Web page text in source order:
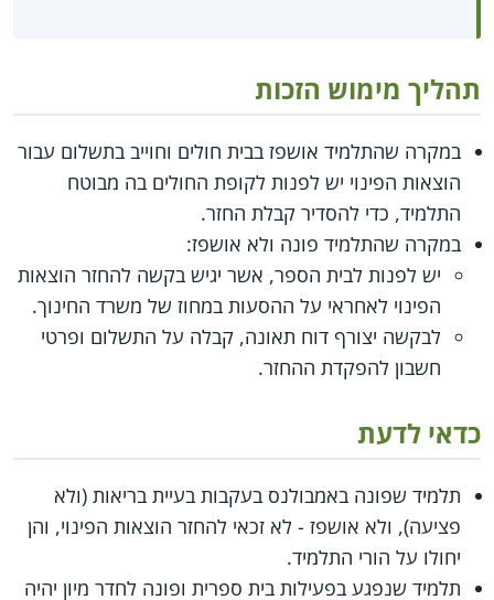
תהליך מימוש הזכות
במקרה שהתלמיד אושפז בבית חולים וחוייב בתשלום עבור
הוצאות הפינוי יש לפנות לקופת החולים בה מבוטח
התלמיד, כדי להסדיר קבלת החזר.
במקרה שהתלמיד פונה ולא אושפז:
יש לפנות לבית הספר, אשר יגיש בקשה להחזר הוצאות
הפינוי לאחראי על ההסעות במחוז של משרד החינוך.
לבקשה יצורף דוח תאונה, קבלה על התשלום ופרטי
חשבון להפקדת ההחזר.
כדאי לדעת
תלמיד שפונה באמבולנס בעקבות בעיית בריאות (ולא
פציעה), ולא אושפז - לא זכאי להחזר הוצאות הפינוי, והן
יחולו על הורי התלמיד.
תלמיד שנפגע בפעילות בית ספרית ופונה לחדר מיון יהיה